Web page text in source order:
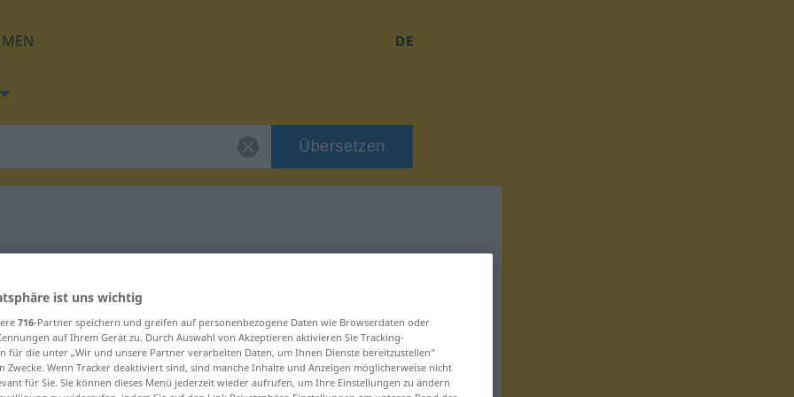
DE
Übersetzen
für "energisch"
ist uns wichtig
716-Partner speichern und greifen auf personenbezogene Daten wie Browserdaten oder
auf Ihrem Gerät zu. Durch Auswahl von Akzeptieren aktivieren Sie Tracking-
für die unter „Wir und unsere Partner verarbeiten Daten, um Ihnen Dienste bereitzustellen“
Zwecke. Wenn Tracker deaktiviert sind, sind manche Inhalte und Anzeigen möglicherweise nicht
für Sie. Sie können dieses Menü jederzeit wieder aufrufen, um Ihre Einstellungen zu ändern